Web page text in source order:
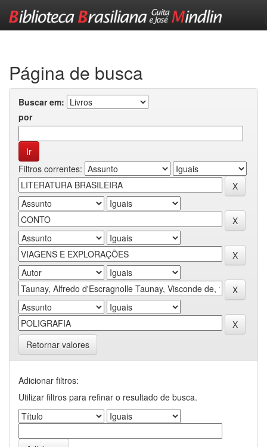
Página de busca
Buscar em:
por
Filtros correntes:
Retornar valores
Adicionar filtros:
Utilizar filtros para refinar o resultado de busca.